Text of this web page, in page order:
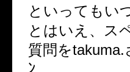
といってもい
とはいえ、ス
質問を
ﾝ